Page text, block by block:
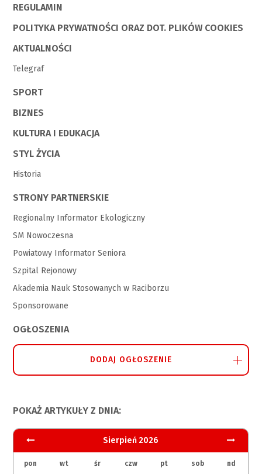
REGULAMIN
POLITYKA PRYWATNOŚCI ORAZ DOT. PLIKÓW COOKIES
AKTUALNOŚCI
Telegraf
SPORT
BIZNES
KULTURA I EDUKACJA
STYL ŻYCIA
Historia
STRONY PARTNERSKIE
Regionalny Informator Ekologiczny
SM Nowoczesna
Powiatowy Informator Seniora
Szpital Rejonowy
Akademia Nauk Stosowanych w Raciborzu
Sponsorowane
OGŁOSZENIA
DODAJ OGŁOSZENIE
POKAŻ ARTYKUŁY Z DNIA:
Sierpień 2026
pon wt śr czw pt sob nd